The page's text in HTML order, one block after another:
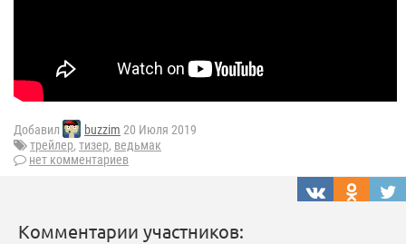
Добавил buzzim 20 Июля 2019
трейлер, тизер, ведьмак
нет комментариев
Комментарии участников: